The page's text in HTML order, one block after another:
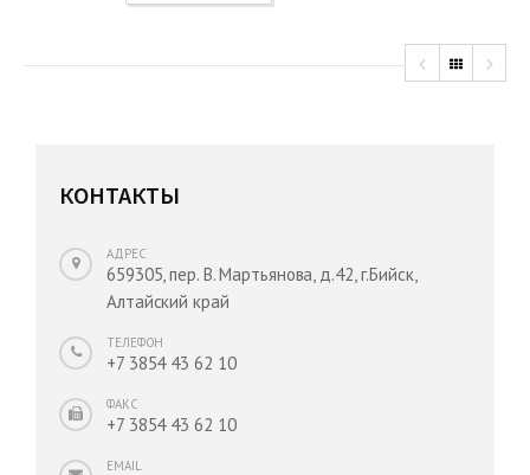
КОНТАКТЫ
АДРЕС
659305, пер. В. Мартьянова, д.42, г.Бийск,
Алтайский край
ТЕЛЕФОН
+7 3854 43 62 10
ФАКС
+7 3854 43 62 10
EMAIL